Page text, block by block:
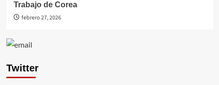
Trabajo de Corea
febrero 27, 2026
Twitter